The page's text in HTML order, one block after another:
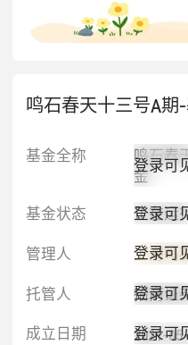
鸣石春天十三号A期
基金全称
鸣石春
金
登录可
基金状态 正在运
登录可
管理人 上海鸣
登录可
托管人 招商证
登录可
成立日期 2021-
登录可